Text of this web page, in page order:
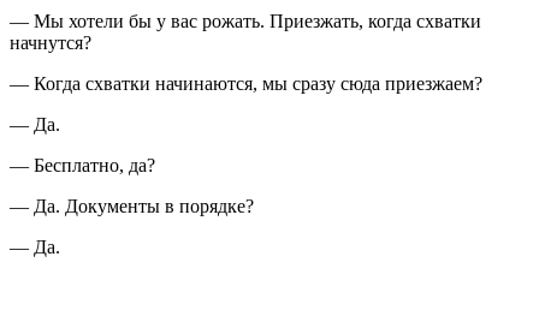
— Мы хотели бы у вас рожать. Приезжать, когда схватки
начнутся?
— Когда схватки начинаются, мы сразу сюда приезжаем?
— Да.
— Бесплатно, да?
— Да. Документы в порядке?
— Да.